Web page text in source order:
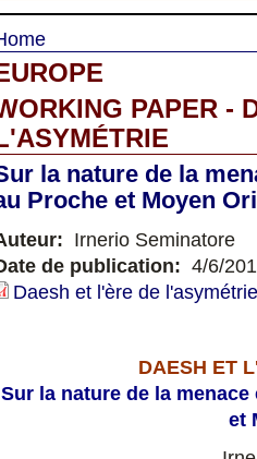
PAPER -
la nature de la
Proche et Moyen
Irnerio Seminatore
de publication: 4/6/
Daesh et l'ère de
DAESH ET
Sur la nature de la
et